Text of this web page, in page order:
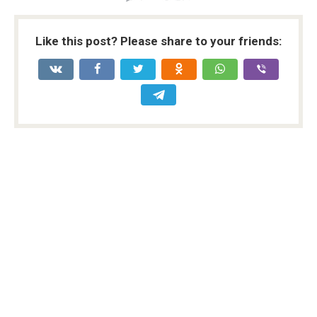
Like this post? Please share to your friends: